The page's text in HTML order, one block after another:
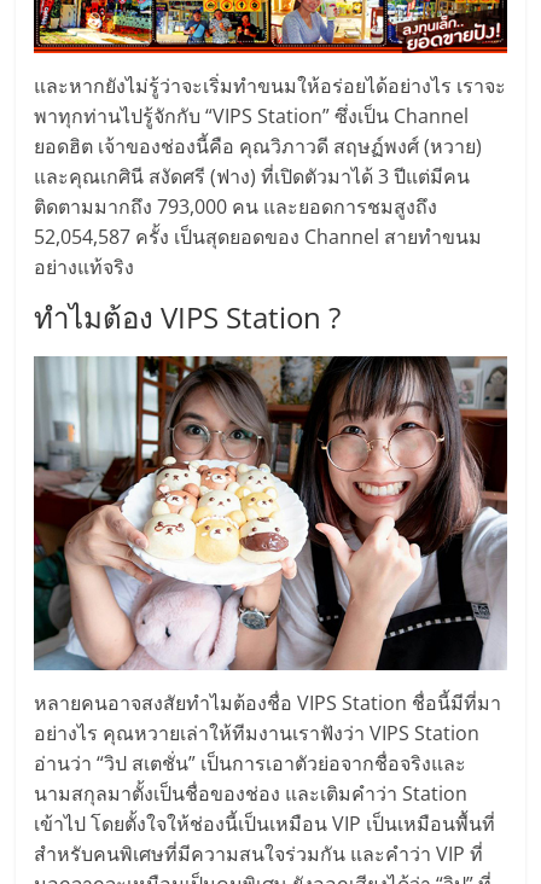
ไชส์
แฟ
รน
ไชส์
ขาย
หน้า
บ้าน
ลงทุน
น้อย
คืน
ทุน
ไว,
ที่
และหากยังไม่รู้ว่าจะเริ่มทำขนมให้อร่อยได้อย่างไร เราจะ
พาทุกท่านไปรู้จักกับ “VIPS Station” ซึ่งเป็น Channel
ยอดฮิต เจ้าของช่องนี้คือ คุณวิภาวดี สฤษฏ์พงศ์ (หวาย)
และคุณเกศินี สงัดศรี (ฟาง) ที่เปิดตัวมาได้ 3 ปีแต่มีคน
ติดตามมากถึง 793,000 คน และยอดการชมสูงถึง
52,054,587 ครั้ง เป็นสุดยอดของ Channel สายทำขนม
อย่างแท้จริง
ทำไมต้อง VIPS Station ?
หลายคนอาจสงสัยทำไมต้องชื่อ VIPS Station ชื่อนี้มีที่มา
อย่างไร คุณหวายเล่าให้ทีมงานเราฟังว่า VIPS Station
อ่านว่า “วิป สเตชั่น” เป็นการเอาตัวย่อจากชื่อจริงและ
นามสกุลมาตั้งเป็นชื่อของช่อง และเติมคำว่า Station
เข้าไป โดยตั้งใจให้ช่องนี้เป็นเหมือน VIP เป็นเหมือนพื้นที่
สำหรับคนพิเศษที่มีความสนใจร่วมกัน และคำว่า VIP ที่